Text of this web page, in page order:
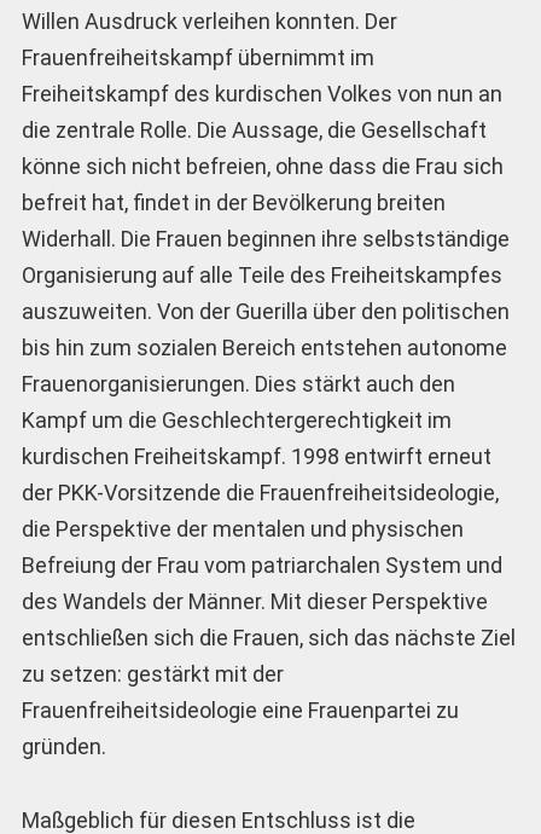
Willen Ausdruck verleihen konnten. Der
Frauenfreiheitskampf übernimmt im
Freiheitskampf des kurdischen Volkes von nun an
die zentrale Rolle. Die Aussage, die Gesellschaft
könne sich nicht befreien, ohne dass die Frau sich
befreit hat, findet in der Bevölkerung breiten
Widerhall. Die Frauen beginnen ihre selbstständige
Organisierung auf alle Teile des Freiheitskampfes
auszuweiten. Von der Guerilla über den politischen
bis hin zum sozialen Bereich entstehen autonome
Frauenorganisierungen. Dies stärkt auch den
Kampf um die Geschlechtergerechtigkeit im
kurdischen Freiheitskampf. 1998 entwirft erneut
der PKK-Vorsitzende die Frauenfreiheitsideologie,
die Perspektive der mentalen und physischen
Befreiung der Frau vom patriarchalen System und
des Wandels der Männer. Mit dieser Perspektive
entschließen sich die Frauen, sich das nächste Ziel
zu setzen: gestärkt mit der
Frauenfreiheitsideologie eine Frauenpartei zu
gründen.
Maßgeblich für diesen Entschluss ist die